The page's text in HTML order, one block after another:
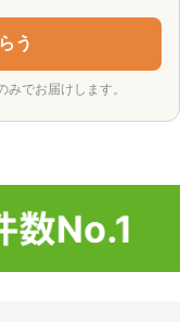
う
でお届けします。